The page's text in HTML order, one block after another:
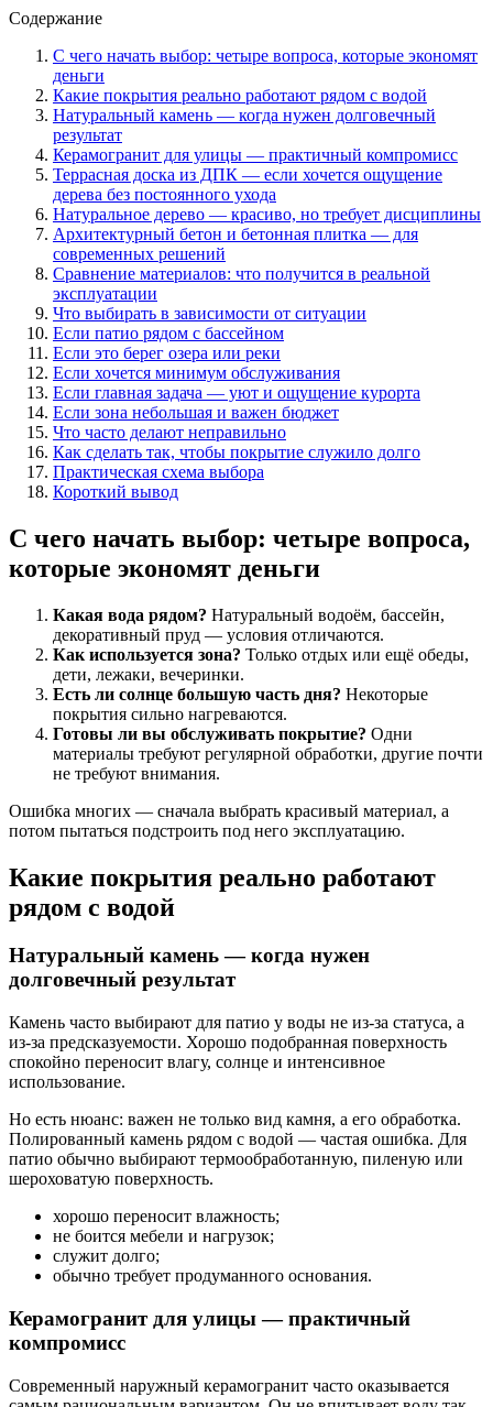
Содержание
С чего начать выбор: четыре вопроса, которые экономят
деньги
Какие покрытия реально работают рядом с водой
Натуральный камень — когда нужен долговечный
результат
Керамогранит для улицы — практичный компромисс
Террасная доска из ДПК — если хочется ощущение
дерева без постоянного ухода
Натуральное дерево — красиво, но требует дисциплины
Архитектурный бетон и бетонная плитка — для
современных решений
Сравнение материалов: что получится в реальной
эксплуатации
Что выбирать в зависимости от ситуации
Если патио рядом с бассейном
Если это берег озера или реки
Если хочется минимум обслуживания
Если главная задача — уют и ощущение курорта
Если зона небольшая и важен бюджет
Что часто делают неправильно
Как сделать так, чтобы покрытие служило долго
Практическая схема выбора
Короткий вывод
С чего начать выбор: четыре вопроса,
которые экономят деньги
Какая вода рядом? Натуральный водоём, бассейн,
декоративный пруд — условия отличаются.
Как используется зона? Только отдых или ещё обеды,
дети, лежаки, вечеринки.
Есть ли солнце большую часть дня? Некоторые
покрытия сильно нагреваются.
Готовы ли вы обслуживать покрытие? Одни
материалы требуют регулярной обработки, другие почти
не требуют внимания.
Ошибка многих — сначала выбрать красивый материал, а
потом пытаться подстроить под него эксплуатацию.
Какие покрытия реально работают
рядом с водой
Натуральный камень — когда нужен
долговечный результат
Камень часто выбирают для патио у воды не из-за статуса, а
из-за предсказуемости. Хорошо подобранная поверхность
спокойно переносит влагу, солнце и интенсивное
использование.
Но есть нюанс: важен не только вид камня, а его обработка.
Полированный камень рядом с водой — частая ошибка. Для
патио обычно выбирают термообработанную, пиленую или
шероховатую поверхность.
хорошо переносит влажность;
не боится мебели и нагрузок;
служит долго;
обычно требует продуманного основания.
Керамогранит для улицы — практичный
компромисс
Современный наружный керамогранит часто оказывается